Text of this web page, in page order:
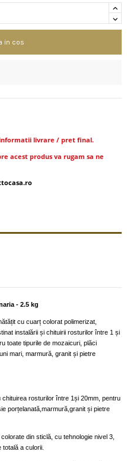
in cos
livrare / pret final.
acest produs va rugam sa ne
- 2.5 kg
cu cuarț colorat polimerizat,
instalării și chituirii rosturilor între 1 și
toate tipurile de mozaicuri, plăci
mari, marmură, granit și pietre
rosturilor între 1și 20mm, pentru
porțelanată,marmură,granit și pietre
din sticlă, cu tehnologie nivel 3,
a culorii.